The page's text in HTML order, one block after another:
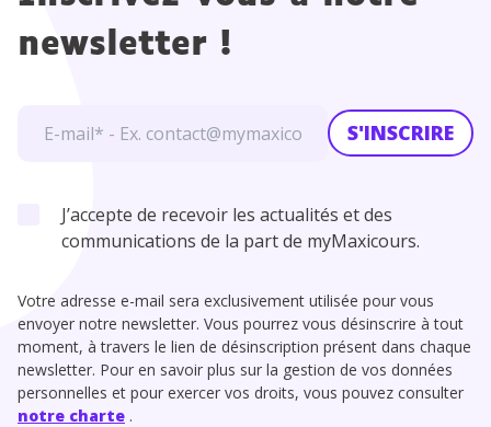
newsletter !
S'INSCRIRE
J’accepte de recevoir les actualités et des
communications de la part de myMaxicours.
Votre adresse e-mail sera exclusivement utilisée pour vous
envoyer notre newsletter. Vous pourrez vous désinscrire à tout
moment, à travers le lien de désinscription présent dans chaque
newsletter. Pour en savoir plus sur la gestion de vos données
personnelles et pour exercer vos droits, vous pouvez consulter
notre charte .